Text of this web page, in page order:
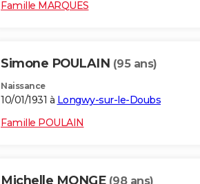
Famille MARQUES
Simone POULAIN (95 ans)
Naissance
10/01/1931 à Longwy-sur-le-Doubs
Famille POULAIN
Michelle MONGE (98 ans)